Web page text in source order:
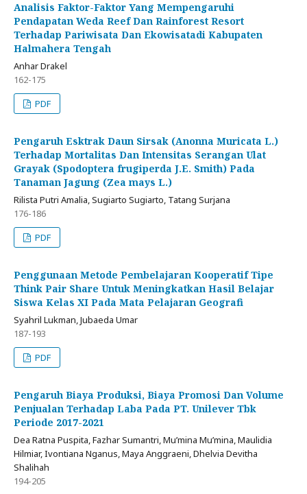
Analisis Faktor-Faktor Yang Mempengaruhi
Pendapatan Weda Reef Dan Rainforest Resort
Terhadap Pariwisata Dan Ekowisatadi Kabupaten
Halmahera Tengah
Anhar Drakel
162-175
PDF
Pengaruh Esktrak Daun Sirsak (Anonna Muricata L.)
Terhadap Mortalitas Dan Intensitas Serangan Ulat
Grayak (Spodoptera frugiperda J.E. Smith) Pada
Tanaman Jagung (Zea mays L.)
Rilista Putri Amalia, Sugiarto Sugiarto, Tatang Surjana
176-186
PDF
Penggunaan Metode Pembelajaran Kooperatif Tipe
Think Pair Share Untuk Meningkatkan Hasil Belajar
Siswa Kelas XI Pada Mata Pelajaran Geografi
Syahril Lukman, Jubaeda Umar
187-193
PDF
Pengaruh Biaya Produksi, Biaya Promosi Dan Volume
Penjualan Terhadap Laba Pada PT. Unilever Tbk
Periode 2017-2021
Dea Ratna Puspita, Fazhar Sumantri, Mu’mina Mu’mina, Maulidia
Hilmiar, Ivontiana Nganus, Maya Anggraeni, Dhelvia Devitha
Shalihah
194-205